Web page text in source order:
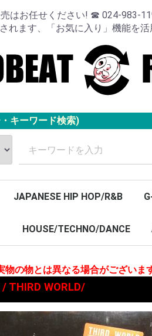
はお任せください! ☎ 024-983-
れます、「お気に入り」機能を活
キーワード検索)
JAPANESE HIP HOP/R&B
HOUSE/TECHNO/DANCE
物の物とは異なる場合がございま
THIRD WORLD/